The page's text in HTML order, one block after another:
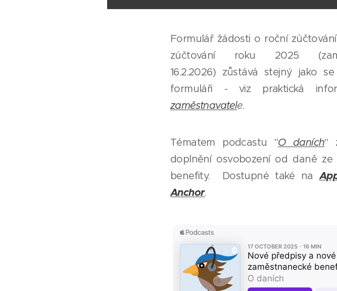
Formulář žádosti o roční
zúčtování roku 2025
16.2.2026) zůstává stejný jako
formuláři - viz praktická
zaměstnavatele.
Tématem podcastu "O daních"
doplnění osvobození od daně ze
benefity. Dostupné také na
Anchor.